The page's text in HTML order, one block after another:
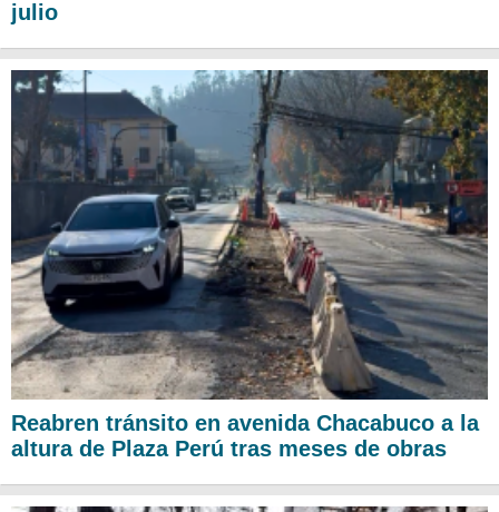
julio
Reabren tránsito en avenida Chacabuco a la
altura de Plaza Perú tras meses de obras